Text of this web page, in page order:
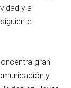
y a
gran
y